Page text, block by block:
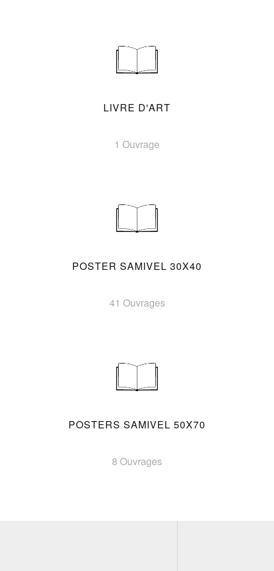
LIVRE D'ART
1 Ouvrage
POSTER SAMIVEL 30X40
41 Ouvrages
POSTERS SAMIVEL 50X70
8 Ouvrages